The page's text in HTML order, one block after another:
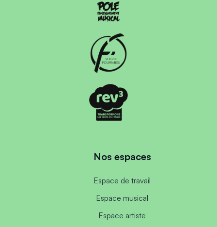
Nos espaces
Espace de travail
Espace musical
Espace artiste